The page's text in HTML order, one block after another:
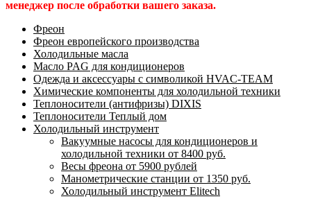
менеджер после обработки вашего заказа.
Фреон
Фреон европейского производства
Холодильные масла
Масло PAG для кондиционеров
Одежда и аксессуары с символикой HVAC-TEAM
Химические компоненты для холодильной техники
Теплоносители (антифризы) DIXIS
Теплоносители Теплый дом
Холодильный инструмент
Вакуумные насосы для кондиционеров и
холодильной техники от 8400 руб.
Весы фреона от 5900 рублей
Манометрические станции от 1350 руб.
Холодильный инструмент Elitech